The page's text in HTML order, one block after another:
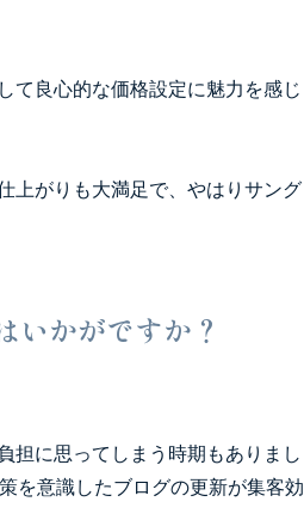
て良心的な価格設定に魅力を感じ
上がりも大満足で、やはりサング
いかがですか？
担に思ってしまう時期もありまし
を意識したブログの更新が集客効